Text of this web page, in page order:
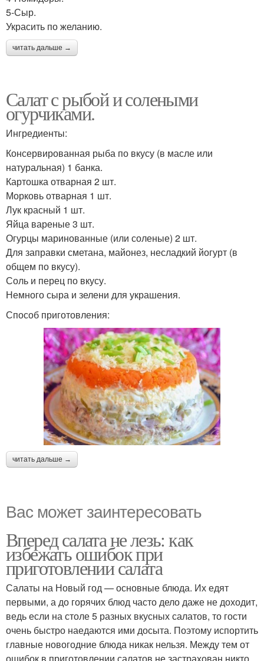
5-Сыр.
Украсить по желанию.
читать дальше →
Салат с рыбой и солеными
огурчиками.
Ингредиенты:
Консервированная рыба по вкусу (в масле или
натуральная) 1 банка.
Картошка отварная 2 шт.
Морковь отварная 1 шт.
Лук красный 1 шт.
Яйца вареные 3 шт.
Огурцы маринованные (или соленые) 2 шт.
Для заправки сметана, майонез, несладкий йогурт (в
общем по вкусу).
Соль и перец по вкусу.
Немного сыра и зелени для украшения.
Способ приготовления:
читать дальше →
Вас может заинтересовать
Вперед салата не лезь: как
избежать ошибок при
приготовлении салата
Салаты на Новый год — основные блюда. Их едят
первыми, а до горячих блюд часто дело даже не доходит,
ведь если на столе 5 разных вкусных салатов, то гости
очень быстро наедаются ими досыта. Поэтому испортить
главные новогодние блюда никак нельзя. Между тем от
ошибок в приготовлении салатов не застрахован никто.